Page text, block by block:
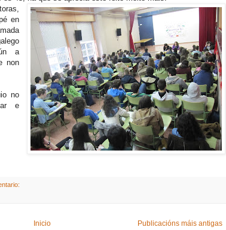
en
a
non
no
e
Publicacións máis antigas
Inicio